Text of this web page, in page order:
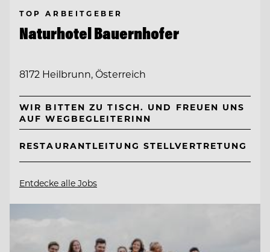
TOP ARBEITGEBER
Naturhotel Bauernhofer
8172 Heilbrunn, Österreich
WIR BITTEN ZU TISCH. UND FREUEN UNS
AUF WEGBEGLEITERINN
RESTAURANTLEITUNG STELLVERTRETUNG
Entdecke alle Jobs